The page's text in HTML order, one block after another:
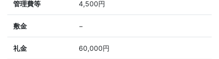
管理費等 4,500円
敷金 −
礼金 60,000円